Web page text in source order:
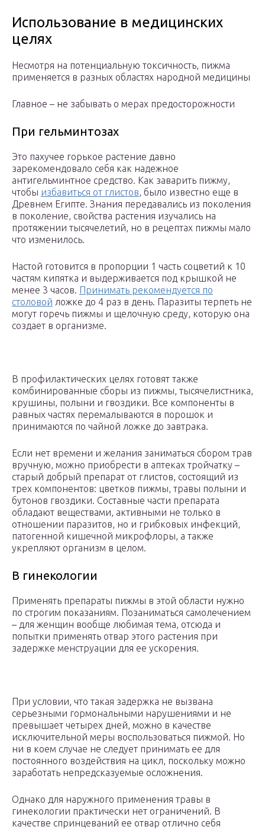
Использование в медицинских
целях
Несмотря на потенциальную токсичность, пижма
применяется в разных областях народной медицины
Главное – не забывать о мерах предосторожности
При гельминтозах
Это пахучее горькое растение давно
зарекомендовало себя как надежное
антигельминтное средство. Как заварить пижму,
чтобы избавиться от глистов, было известно еще в
Древнем Египте. Знания передавались из поколения
в поколение, свойства растения изучались на
протяжении тысячелетий, но в рецептах пижмы мало
что изменилось.
Настой готовится в пропорции 1 часть соцветий к 10
частям кипятка и выдерживается под крышкой не
менее 3 часов. Принимать рекомендуется по
столовой ложке до 4 раз в день. Паразиты терпеть не
могут горечь пижмы и щелочную среду, которую она
создает в организме.
В профилактических целях готовят также
комбинированные сборы из пижмы, тысячелистника,
крушины, полыни и гвоздики. Все компоненты в
равных частях перемалываются в порошок и
принимаются по чайной ложке до завтрака.
Если нет времени и желания заниматься сбором трав
вручную, можно приобрести в аптеках тройчатку –
старый добрый препарат от глистов, состоящий из
трех компонентов: цветков пижмы, травы полыни и
бутонов гвоздики. Составные части препарата
обладают веществами, активными не только в
отношении паразитов, но и грибковых инфекций,
патогенной кишечной микрофлоры, а также
укрепляют организм в целом.
В гинекологии
Применять препараты пижмы в этой области нужно
по строгим показаниям. Позаниматься самолечением
– для женщин вообще любимая тема, отсюда и
попытки применять отвар этого растения при
задержке менструации для ее ускорения.
При условии, что такая задержка не вызвана
серьезными гормональными нарушениями и не
превышает четырех дней, можно в качестве
исключительной меры воспользоваться пижмой. Но
ни в коем случае не следует принимать ее для
постоянного воздействия на цикл, поскольку можно
заработать непредсказуемые осложнения.
Однако для наружного применения травы в
гинекологии практически нет ограничений. В
качестве спринцеваний ее отвар отлично себя